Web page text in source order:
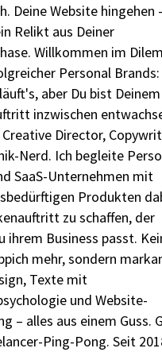
Deine Website hingehen
Relikt aus Deiner
Willkommen im
Personal
aber Du bist Deinem
inzwischen
Creative Director,
Nerd. Ich begleite
SaaS-Unternehmen mit
Produkten
zu schaffen, der
ihrem Business passt.
mehr, sondern
Texte mit
und Website-
– alles aus einem Guss.
Ping-Pong. Seit